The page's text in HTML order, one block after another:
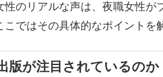
のリアルな声は、夜職女性が
ではその具体的なポイントを
版が注目されているのか